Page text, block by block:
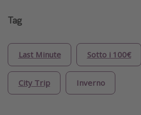
Tag
Last Minute Sotto i 100€
City Trip Inverno